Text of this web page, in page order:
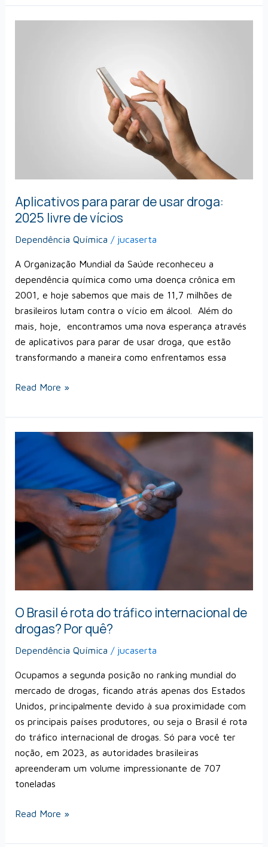
Aplicativos para parar de usar droga:
2025 livre de vícios
Dependência Química / jucaserta
A Organização Mundial da Saúde reconheceu a
dependência química como uma doença crônica em
2001, e hoje sabemos que mais de 11,7 milhões de
brasileiros lutam contra o vício em álcool. Além do
mais, hoje, encontramos uma nova esperança através
de aplicativos para parar de usar droga, que estão
transformando a maneira como enfrentamos essa
Read More »
O Brasil é rota do tráfico internacional de
drogas? Por quê?
Dependência Química / jucaserta
Ocupamos a segunda posição no ranking mundial do
mercado de drogas, ficando atrás apenas dos Estados
Unidos, principalmente devido à sua proximidade com
os principais países produtores, ou seja o Brasil é rota
do tráfico internacional de drogas. Só para você ter
noção, em 2023, as autoridades brasileiras
apreenderam um volume impressionante de 707
toneladas
O
é
rota
do
tráfico
internacional
de
Read More »